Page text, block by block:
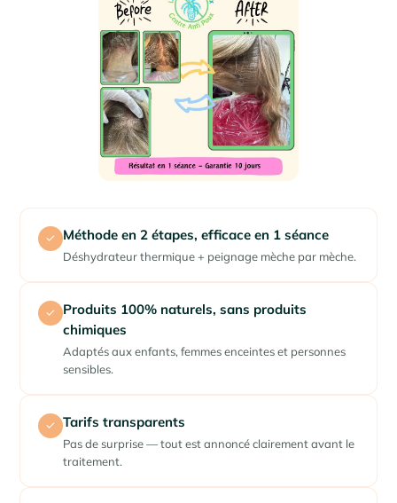
✓ Méthode en 2 étapes, efficace en 1 séance
Déshydrateur thermique + peignage mèche par mèche.
✓
Produits 100% naturels, sans produits
chimiques
Adaptés aux enfants, femmes enceintes et personnes
sensibles.
✓ Tarifs transparents
Pas de surprise — tout est annoncé clairement avant le
traitement.